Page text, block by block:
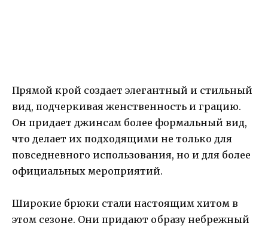
Прямой крой создает элегантный и стильный
вид, подчеркивая женственность и грацию.
Он придает джинсам более формальный вид,
что делает их подходящими не только для
повседневного использования, но и для более
официальных мероприятий.
Широкие брюки стали настоящим хитом в
этом сезоне. Они придают образу небрежный